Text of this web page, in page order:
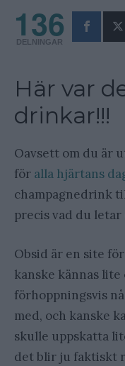
136
DELNINGAR
Här var
drinkar!!!
Oavsett om du är
för alla hjärtans
champagnedrink
precis vad du
Obsid är en site
kanske kännas lite
förhoppningsvis
med, och kanske
skulle uppskatta
det blir ju faktiskt